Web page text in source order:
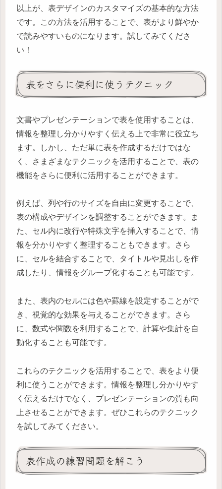
以上が、表デザインのカスタマイズの基本的な方法
です。この方法を活用することで、表がより鮮やか
で読みやすいものになります。試してみてくださ
い！
表をさらに便利に使うテクニック
文書やプレゼンテーションで表を使用することは、
情報を整理し分かりやすく伝える上で非常に役立ち
ます。しかし、ただ単に表を作成するだけではな
く、さまざまなテクニックを活用することで、表の
機能をさらに便利に活用することができます。
例えば、列や行のサイズを自由に変更することで、
表の構成やデザインを調整することができます。ま
た、セル内に改行や特殊文字を挿入することで、情
報を分かりやすく整理することもできます。さら
に、セルを結合することで、タイトルや見出しを作
成したり、情報をグループ化することも可能です。
また、表内のセルには色や罫線を設定することがで
き、視覚的な効果を与えることができます。さら
に、数式や関数を利用することで、計算や集計を自
動化することも可能です。
これらのテクニックを活用することで、表をより便
利に使うことができます。情報を整理し分かりやす
く伝えるだけでなく、プレゼンテーションの質も向
上させることができます。ぜひこれらのテクニック
を試してみてください。
表作成の練習問題を解こう